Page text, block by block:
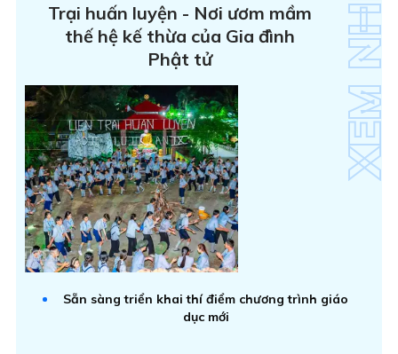
Trại huấn luyện - Nơi ươm mầm
thế hệ kế thừa của Gia đình
Phật tử
Sẵn sàng triển khai thí điểm chương trình giáo
dục mới